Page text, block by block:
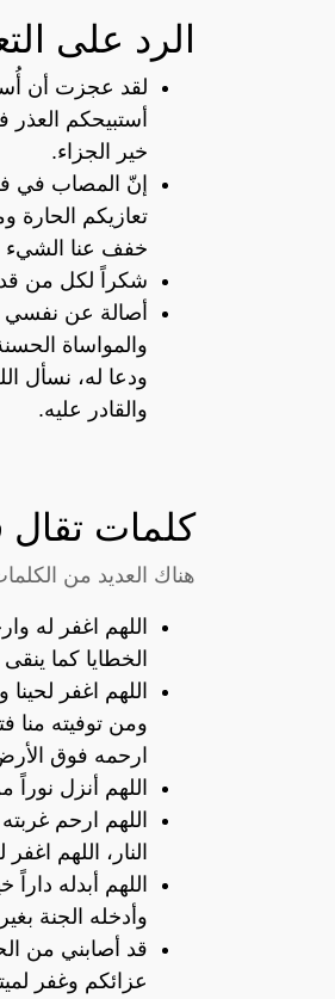
الرد على
لقد عجزت أن
أستبيحكم
خير الجزاء.
إنّ المصاب في
تعازيكم الحارة
خفف عنا الشيء
شكراً لكل من قدم
أصالة عن نفسي
والمواساة
ودعا له، نسأل
والقادر عليه.
كلمات تقال
هناك العديد من
اللهم اغفر له
الخطايا كما
اللهم اغفر لحينا
ومن توفيته منا
ارحمه فوق
اللهم أنزل
اللهم ارحم
النار، اللهم
اللهم أبدله
وأدخله الجنة
قد أصابني من
عزائكم وغفر